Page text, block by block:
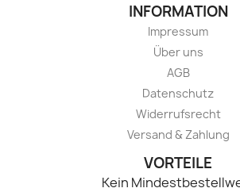
INFORMATION
Impressum
Über uns
AGB
Datenschutz
Widerrufsrecht
Versand & Zahlung
VORTEILE
Kein